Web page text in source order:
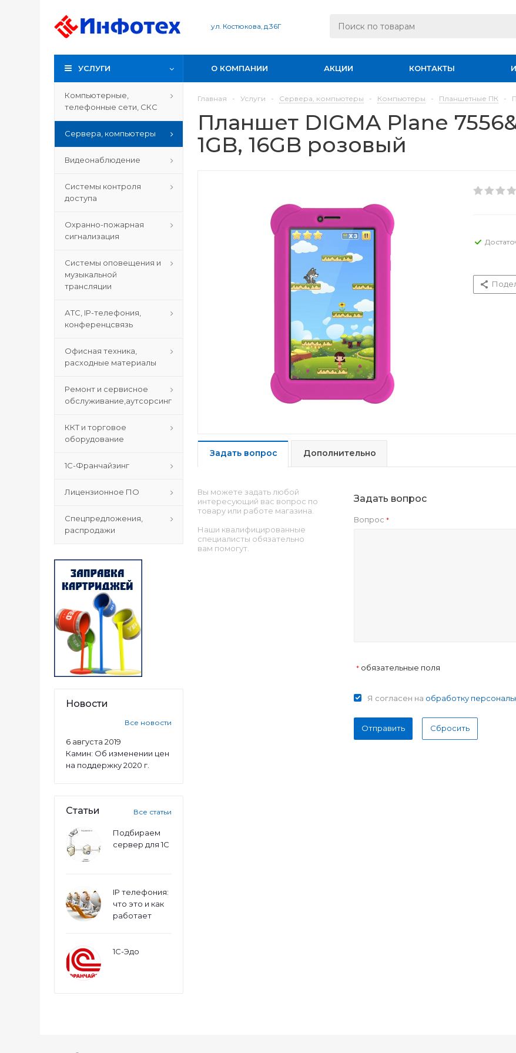
ул. Костюкова, д.36Г
УСЛУГИ О КОМПАНИИ АКЦИИ КОНТАКТЫ
Компьютерные,
телефонные сети, СКС
Сервера, компьютеры
Видеонаблюдение
Системы контроля
доступа
Охранно-пожарная
сигнализация
Системы оповещения и
музыкальной
трансляции
АТС, IP-телефония,
конференцсвязь
Офисная техника,
расходные материалы
Ремонт и сервисное
обслуживание,аутсорсинг
ККТ и торговое
оборудование
1С-Франчайзинг
Лицензионное ПО
Спецпредложения,
распродажи
Новости
Все новости
6 августа 2019
Камин: Об изменении цен
на поддержку 2020 г.
Статьи Все статьи
Подбираем
сервер для 1С
IP телефония:
что это и как
работает
1С-Эдо
Главная - Услуги - Сервера, компьютеры - Компьютеры - Планшетные ПК -
Планшет DIGMA Plane
1GB, 16GB розовый
Задать вопрос Дополнительно
Вы можете задать любой
интересующий вас вопрос по
товару или работе магазина.
Наши квалифицированные
специалисты обязательно
вам помогут.
Задать вопрос
Вопрос *
*обязательные поля
Я согласен на обработку
Отправить Сбросить